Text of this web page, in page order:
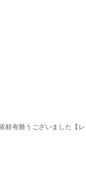
頼有難うございました【レ